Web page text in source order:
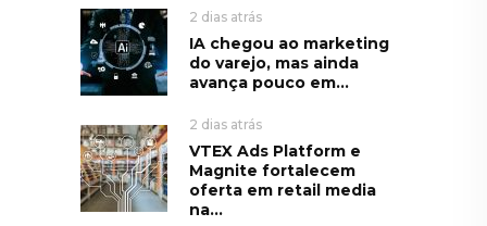
2 dias atrás
IA chegou ao marketing
do varejo, mas ainda
avança pouco em...
2 dias atrás
VTEX Ads Platform e
Magnite fortalecem
oferta em retail media
na...